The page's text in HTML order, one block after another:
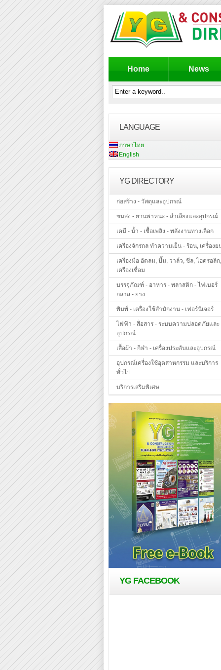
Home News
LANGUAGE
ภาษาไทย
English
YG DIRECTORY
ก่อสร้าง - วัสดุและอุปกรณ์
ขนส่ง - ยานพาหนะ - ลำเลียงและอุปกรณ์
เคมี - น้ำ - เชื้อเพลิง - พลังงานทางเลือก
เครื่องจักรกล ทำความเย็น - ร้อน, เครื่องย
เครื่องมือ อัดลม, ปั๊ม, วาล์ว, ซีล, ไฮดรอลิก,
เครื่องเชื่อม
บรรจุภัณฑ์ - อาหาร - พลาสติก - ไฟเบอร์
กลาส - ยาง
พิมพ์ - เครื่องใช้สำนักงาน - เฟอร์นิเจอร์
ไฟฟ้า - สื่อสาร - ระบบความปลอดภัยและ
อุปกรณ์
เสื้อผ้า - กีฬา - เครื่องประดับและอุปกรณ์
อุปกรณ์เครื่องใช้อุตสาหกรรม และบริการ
ทั่วไป
บริการเสริมพิเศษ
YG FACEBOOK